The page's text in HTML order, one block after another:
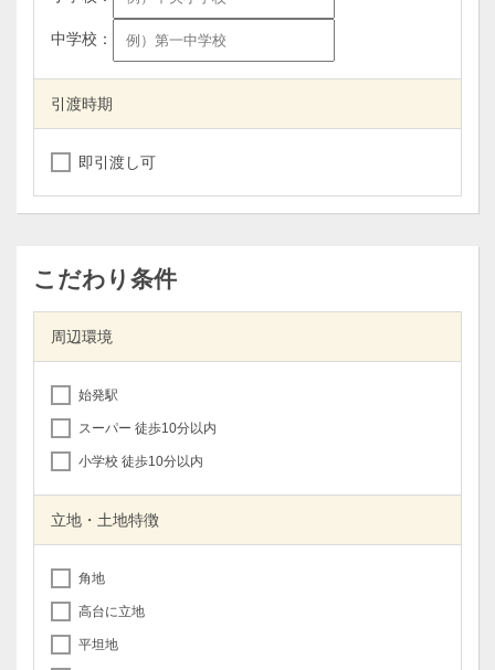
中学校：
引渡時期
即引渡し可
こだわり条件
周辺環境
始発駅
スーパー 徒歩10分以内
小学校 徒歩10分以内
立地・土地特徴
角地
高台に立地
平坦地